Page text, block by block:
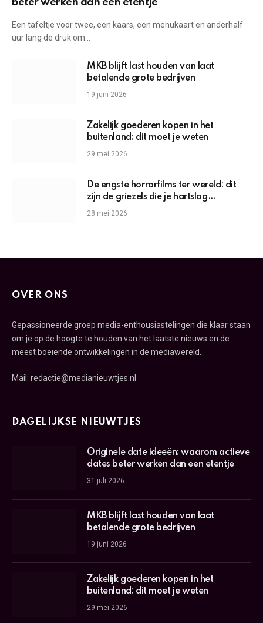
beter werken dan een etentje
Een tafeltje voor twee, een kaars, een menukaart en anderhalf
uur lang de druk om…
MKB blijft last houden van laat
betalende grote bedrijven
19 juni 2026
Zakelijk goederen kopen in het
buitenland: dit moet je weten
29 mei 2026
De engste horrorfilms ter wereld: dit
zijn de griezels die je hartslag
omhoogjagen
28 mei 2026
OVER ONS
Gepassioneerde groep media-enthousiastelingen die klaar staan
om je op de hoogte te houden van het laatste nieuws en de
meest boeiende ontwikkelingen in de mediawereld.
Mail: redactie@medianieuwtjes.nl
DAGELIJKSE NIEUWTJES
Originele date ideeën: waarom actieve
dates beter werken dan een etentje
31 juli 2026
MKB blijft last houden van laat
betalende grote bedrijven
19 juni 2026
Zakelijk goederen kopen in het
buitenland: dit moet je weten
29 mei 2026